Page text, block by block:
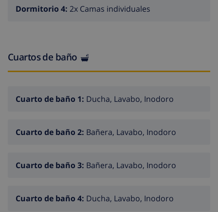
km, Tarragona 57 km, Reus 48 km, Barcelona 153 km. A
Dormitorio 4: 2x Camas individuales
Cuartos de baño
Cuarto de baño 1: Ducha, Lavabo, Inodoro
Cuarto de baño 2: Bañera, Lavabo, Inodoro
Cuarto de baño 3: Bañera, Lavabo, Inodoro
Cuarto de baño 4: Ducha, Lavabo, Inodoro